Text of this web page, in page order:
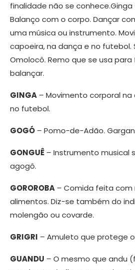
finalidade não se conhece.Ginga
Balanço com o corpo. Dançar
uma música ou instrumento.
capoeira, na dança e no
Omolocô. Remo que se usa
balançar.
GINGA – Movimento corporal
no futebol.
GOGÓ – Pomo-de-Adão.
GONGUÊ – Instrumento musical
agogô.
GOROROBA – Comida feita com
alimentos. Diz-se também do
molengão ou covarde.
GRIGRI – Amuleto que protege
GUANDU – O mesmo que andu